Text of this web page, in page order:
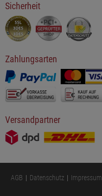
Sicherheit
Zahlungsarten
Versandpartner
AGB Datenschutz Impressum